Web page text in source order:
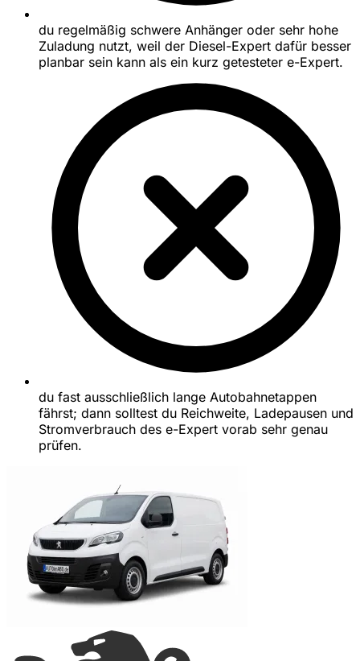
du regelmäßig schwere Anhänger oder sehr hohe
Zuladung nutzt, weil der Diesel-Expert dafür besser
planbar sein kann als ein kurz getesteter e-Expert.
du fast ausschließlich lange Autobahnetappen
fährst; dann solltest du Reichweite, Ladepausen und
Stromverbrauch des e-Expert vorab sehr genau
prüfen.